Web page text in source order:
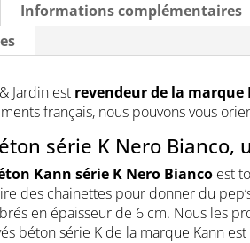
Informations complémentaires
Jardin est revendeur de la marque
français, nous pouvons vous
série K Nero
Kann série K Nero Bianco est
des chainettes pour donner du
en épaisseur de 6 cm. Nous les
béton série K de la marque Kann